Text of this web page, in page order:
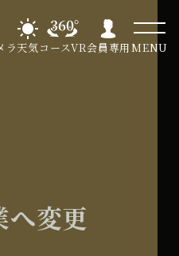
ラ天気コースVR会員専用MENU
へ変更